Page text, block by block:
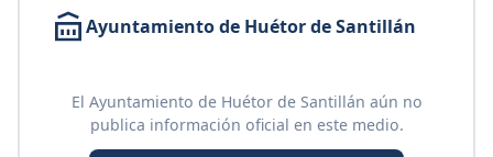
Ayuntamiento de Huétor de Santillán
El Ayuntamiento de Huétor de Santillán aún no
publica información oficial en este medio.